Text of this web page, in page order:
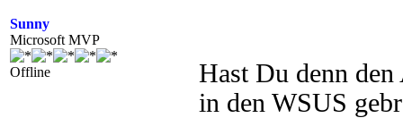
Sunny
Microsoft MVP
Offline
Hast Du denn
in den WSUS